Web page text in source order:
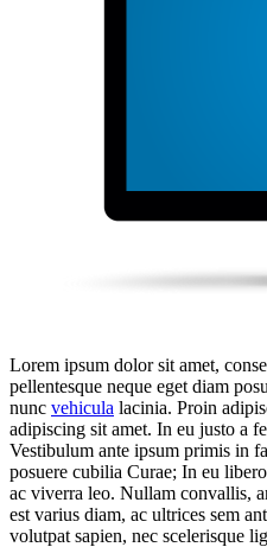
Lorem ipsum dolor sit amet,
pellentesque neque eget diam
nunc vehicula lacinia. Proin
adipiscing sit amet. In eu justo a
Vestibulum ante ipsum primis in
posuere cubilia Curae; In eu
ac viverra leo. Nullam convallis,
est varius diam, ac ultrices sem
volutpat sapien, nec scelerisque